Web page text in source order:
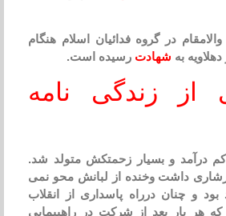
والامقام در گروه فدائیان اسلام هنگام
به شهادت رسیده است.
از زندگی نامه
درآمد و بسیار زحمتکش متولد شد.
داشت وخنده از لبانش محو نمی
و چنان درراه پاسداری از انقلاب
هر بار بعد از شرکت در راهپیمایی